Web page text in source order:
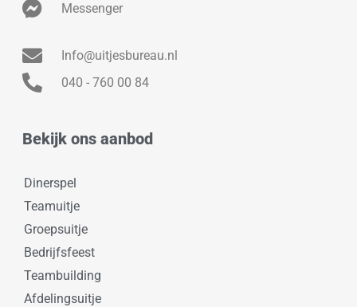
Messenger
Info@uitjesbureau.nl
040 - 760 00 84
Bekijk ons aanbod
Dinerspel
Teamuitje
Groepsuitje
Bedrijfsfeest
Teambuilding
Afdelingsuitje